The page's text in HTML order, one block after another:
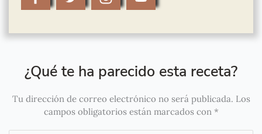
¿Qué te ha parecido esta receta?
Tu dirección de correo electrónico no será publicada. Los
campos obligatorios están marcados con *